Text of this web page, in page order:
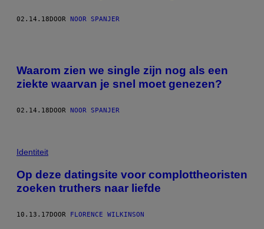
02.14.18 DOOR NOOR SPANJER
Waarom zien we single zijn nog als een
ziekte waarvan je snel moet genezen?
02.14.18DOOR NOOR SPANJER
Identiteit
Op deze datingsite voor complottheoristen
zoeken truthers naar liefde
10.13.17DOOR FLORENCE WILKINSON